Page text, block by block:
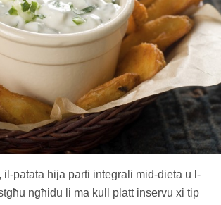
il-patata hija parti integrali mid-dieta u l-
ngħidu li ma kull platt inservu xi tip